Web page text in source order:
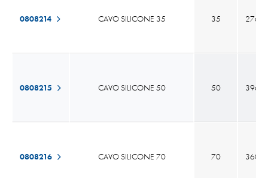
0808214 CAVO SILICONE 35
0808215 CAVO SILICONE 50
0808216 CAVO SILICONE 70
35 276 x
50 396 x
70 360 x